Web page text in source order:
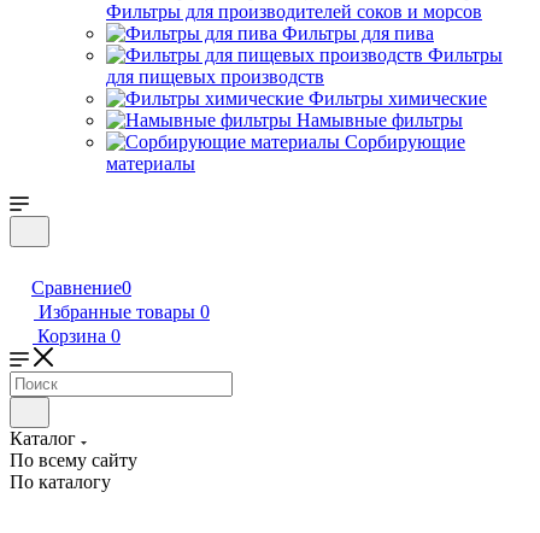
Фильтры для производителей соков и морсов
Фильтры для пива
Фильтры
для пищевых производств
Фильтры химические
Намывные фильтры
Сорбирующие
материалы
Сравнение0
Избранные товары 0
Корзина 0
Каталог
По всему сайту
По каталогу